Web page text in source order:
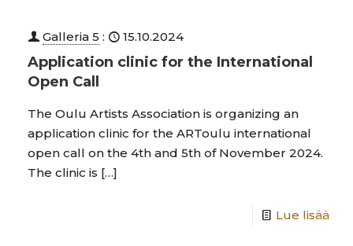
Galleria 5 : 15.10.2024
Application clinic for the International
Open Call
The Oulu Artists Association is organizing an
application clinic for the ARToulu international
open call on the 4th and 5th of November 2024.
The clinic is […]
Lue lisää